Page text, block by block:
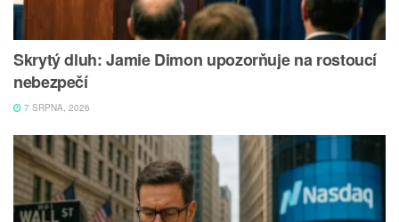
Skrytý dluh: Jamie Dimon upozorňuje na rostoucí
nebezpečí
7 SRPNA, 2026